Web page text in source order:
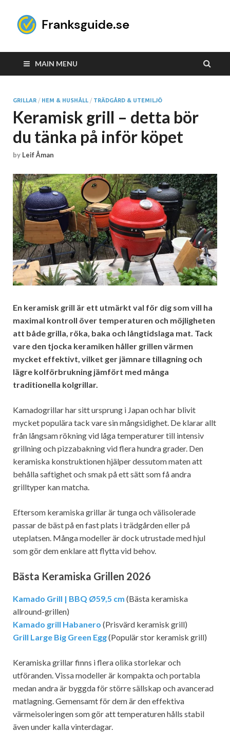
MAIN MENU
GRILLAR / HEM & HUSHÅLL / TRÄDGÅRD & UTEMILJÖ
Keramisk grill – detta bör
du tänka på inför köpet
by Leif Åman
En keramisk grill är ett utmärkt val för dig som vill ha
maximal kontroll över temperaturen och möjligheten
att både grilla, röka, baka och långtidslaga mat. Tack
vare den tjocka keramiken håller grillen värmen
mycket effektivt, vilket ger jämnare tillagning och
lägre kolförbrukning jämfört med många
traditionella kolgrillar.
Kamadogrillar har sitt ursprung i Japan och har blivit
mycket populära tack vare sin mångsidighet. De klarar allt
från långsam rökning vid låga temperaturer till intensiv
grillning och pizzabakning vid flera hundra grader. Den
keramiska konstruktionen hjälper dessutom maten att
behålla saftighet och smak på ett sätt som få andra
grilltyper kan matcha.
Eftersom keramiska grillar är tunga och välisolerade
passar de bäst på en fast plats i trädgården eller på
uteplatsen. Många modeller är dock utrustade med hjul
som gör dem enklare att flytta vid behov.
Bästa Keramiska Grillen 2026
Kamado Grill | BBQ Ø59,5 cm (Bästa keramiska
allround-grillen)
Kamado grill Habanero (Prisvärd keramisk grill)
Grill Large Big Green Egg(Populär stor keramisk grill)
Keramiska grillar finns i flera olika storlekar och
utföranden. Vissa modeller är kompakta och portabla
medan andra är byggda för större sällskap och avancerad
matlagning. Gemensamt för dem är den effektiva
värmeisoleringen som gör att temperaturen hålls stabil
även under kalla vinterdagar.